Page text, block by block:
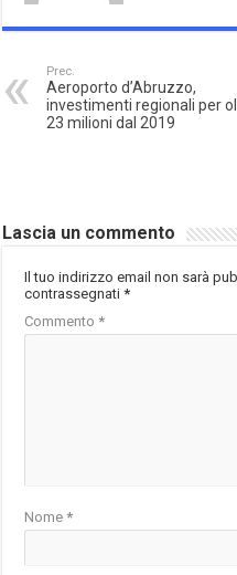
Prec.
Aeroporto d’Abruzzo,
investimenti regionali per
23 milioni dal 2019
Lascia un commento
Il tuo indirizzo email non sarà
contrassegnati*
Commento*
Nome*